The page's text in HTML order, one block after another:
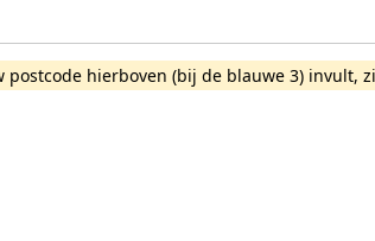
postcode hierboven (bij de blauwe 3) invult,